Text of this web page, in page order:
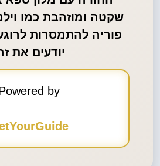
שקטה ומוזהבת כמו
פוריה להתמסרות
יודעים את
by